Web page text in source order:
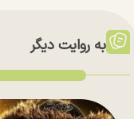
به روایت دیگر